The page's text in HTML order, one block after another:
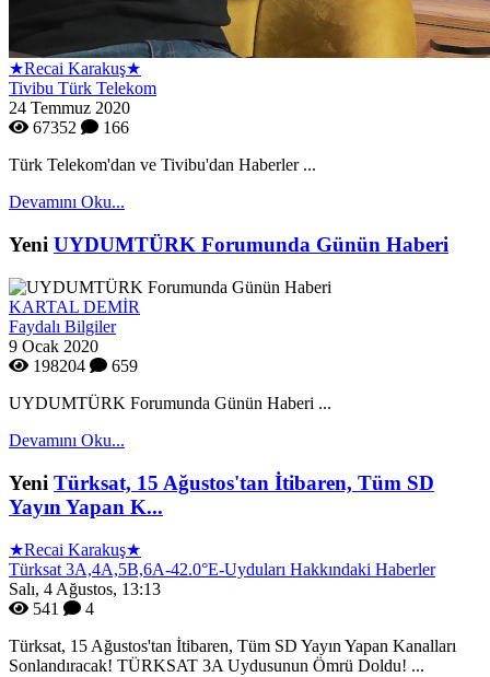
★Recai Karakuş★
Tivibu Türk Telekom
24 Temmuz 2020
67352
166
Türk Telekom'dan ve Tivibu'dan Haberler ...
Devamını Oku...
Yeni UYDUMTÜRK Forumunda Günün Haberi
KARTAL DEMİR
Faydalı Bilgiler
9 Ocak 2020
198204
659
UYDUMTÜRK Forumunda Günün Haberi ...
Devamını Oku...
Yeni Türksat, 15 Ağustos'tan İtibaren, Tüm SD
Yayın Yapan K...
★Recai Karakuş★
Türksat 3A,4A,5B,6A-42.0°E-Uyduları Hakkındaki Haberler
Salı, 4 Ağustos, 13:13
541
4
Türksat, 15 Ağustos'tan İtibaren, Tüm SD Yayın Yapan Kanalları
Sonlandıracak! TÜRKSAT 3A Uydusunun Ömrü Doldu! ...